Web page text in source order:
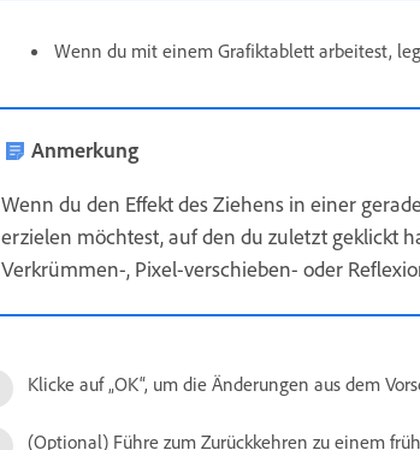
Wenn du mit einem Grafiktablett arbeitest,
Anmerkung
Wenn du den Effekt des Ziehens in einer
erzielen möchtest, auf den du zuletzt geklickt
Verkrümmen-, Pixel-verschieben- oder
Klicke auf „OK“, um die Änderungen aus dem
(Optional) Führe zum Zurückkehren zu einem